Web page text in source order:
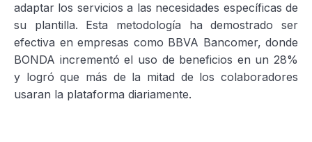
adaptar los servicios a las necesidades específicas de
su plantilla. Esta metodología ha demostrado ser
efectiva en empresas como BBVA Bancomer, donde
BONDA incrementó el uso de beneficios en un 28%
y logró que más de la mitad de los colaboradores
usaran la plataforma diariamente.